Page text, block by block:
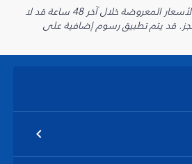
* تم الحصول على جميع الأسعار المعروضة خلال آخر 48 ساعة قد لا
قد يتم تطبيق رسوم إضافية على